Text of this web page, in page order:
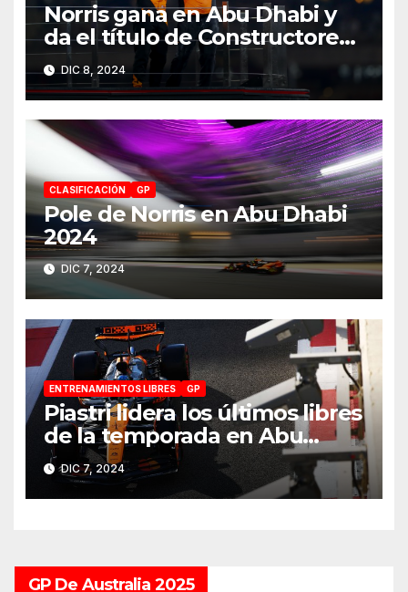
Norris gana en Abu Dhabi y
da el título de Constructores
2024 a McLaren
DIC 8, 2024
CLASIFICACIÓN GP
Pole de Norris en Abu Dhabi
2024
DIC 7, 2024
ENTRENAMIENTOS LIBRES GP
Piastri lidera los últimos libres
de la temporada en Abu
Dhabi 2024
DIC 7, 2024
GP De Australia 2025